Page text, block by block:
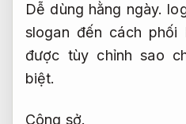
Dễ dùng hằng ngày.
slogan đến cách
được tùy chỉnh sao
biệt.
Công sở.